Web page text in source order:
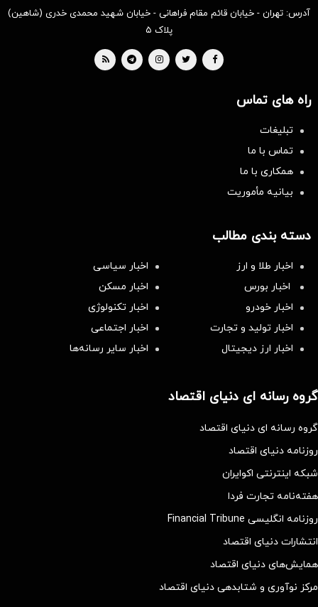
آدرس: تهران - خیابان قائم مقام فراهانی - خیابان شهید محمدی خدری (شاهین)
پلاک ۵
راه های تماس
تبلیغات
تماس با ما
همکاری با ما
بیانیه مأموریت
دسته بندی مطالب
اخبار طلا و ارز
اخبار سیاسی
اخبار بورس
اخبار مسکن
اخبار خودرو
اخبار تکنولوژی
اخبار تولید و تجارت
اخبار اجتماعی
اخبار ارز دیجیتال
اخبار سایر رسانه‌‌ها
گروه رسانه ای دنیای اقتصاد
گروه رسانه ای دنیای اقتصاد
روزنامه دنیای اقتصاد
شبکه اینترنتی اکوایران
هفته‌نامه تجارت فردا
روزنامه انگلیسی Financial Tribune
انتشارات دنیای اقتصاد
همایش‌های دنیای اقتصاد
مرکز نوآوری و شتابدهی دنیای اقتصاد